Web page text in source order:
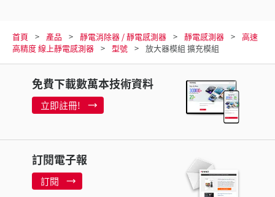
首頁 產品 靜電消除器 / 靜電感測器 靜電感測器
高速
高精度 線上靜電感測器
型號 放大器模組 擴充模組
免費下載數萬本技術資料
立即註冊!
訂閱電子報
訂閱